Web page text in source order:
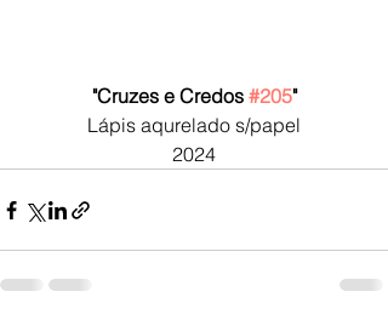
"Cruzes e Credos #205"
Lápis aqurelado s/papel
2024